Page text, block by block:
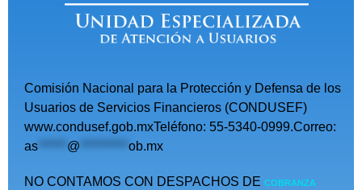
Comisión Nacional para la Protección y Defensa de los
Usuarios de Servicios Financieros (CONDUSEF)
www.condusef.gob.mxTeléfono: 55-5340-0999.Correo:
as****** @ **********ob.mx
NO CONTAMOS CON DESPACHOS DE COBRANZA